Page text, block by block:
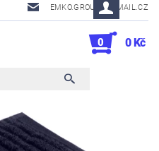
EMKO.GROUSL@EMAIL.CZ
0 0 Kč